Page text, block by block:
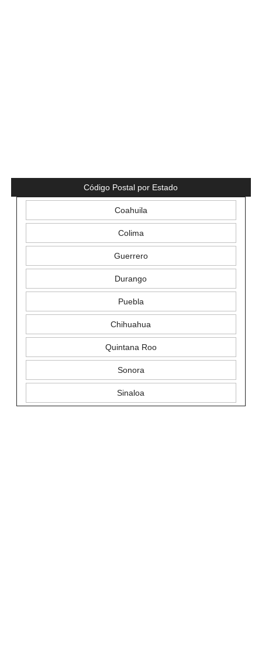
Código Postal por Estado
Coahuila
Colima
Guerrero
Durango
Puebla
Chihuahua
Quintana Roo
Sonora
Sinaloa